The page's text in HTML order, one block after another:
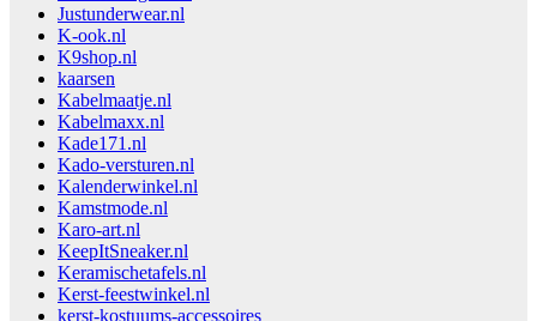
Justunderwear.nl
K-ook.nl
K9shop.nl
kaarsen
Kabelmaatje.nl
Kabelmaxx.nl
Kade171.nl
Kado-versturen.nl
Kalenderwinkel.nl
Kamstmode.nl
Karo-art.nl
KeepItSneaker.nl
Keramischetafels.nl
Kerst-feestwinkel.nl
kerst-kostuums-accessoires